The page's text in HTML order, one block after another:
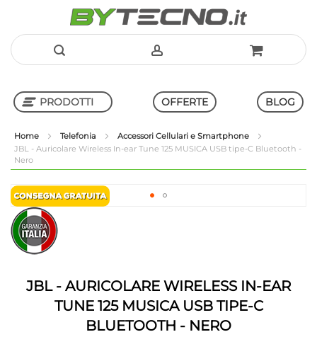
al
PRODOTTI
Shop in Shop
OFFERTE BLOG
Home Telefonia
Accessori Cellulari e Smartphone
JBL - Auricolare Wireless In-ear Tune 125 MUSICA USB tipe-C Bluetooth -
Nero
Vai
alla
fine
della
galleria
Vai
all'inizio
della
galleria
immagini
JBL - AURICOLARE WIRELESS IN-EAR
TUNE 125 MUSICA USB TIPE-C
BLUETOOTH - NERO